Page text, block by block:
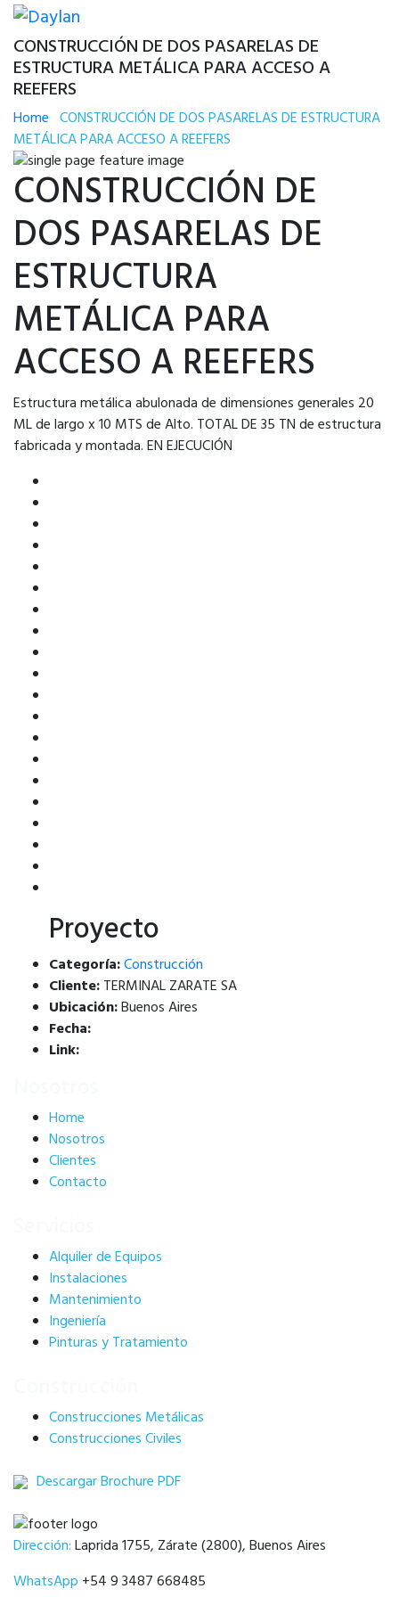
CONSTRUCCIÓN DE DOS PASARELAS DE
ESTRUCTURA METÁLICA PARA ACCESO A
REEFERS
Home CONSTRUCCIÓN DE DOS PASARELAS DE ESTRUCTURA
METÁLICA PARA ACCESO A REEFERS
Proyecto
Categoría:Construcción
Cliente:TERMINAL ZARATE SA
Ubicación:Buenos Aires
Fecha:
Link:
CONSTRUCCIÓN DE
DOS PASARELAS DE
ESTRUCTURA
METÁLICA PARA
ACCESO A REEFERS
Estructura metálica abulonada de dimensiones generales 20
ML de largo x 10 MTS de Alto. TOTAL DE 35 TN de estructura
fabricada y montada. EN EJECUCIÓN
Home
Nosotros
Clientes
Contacto
Alquiler de Equipos
Instalaciones
Mantenimiento
Ingeniería
Pinturas y Tratamiento
Construcciones Metálicas
Construcciones Civiles
Descargar Brochure PDF
Dirección:Laprida 1755, Zárate (2800), Buenos Aires
WhatsApp +54 9 3487 668485